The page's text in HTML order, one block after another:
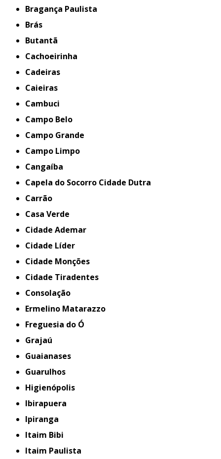
Bragança Paulista
Brás
Butantã
Cachoeirinha
Cadeiras
Caieiras
Cambuci
Campo Belo
Campo Grande
Campo Limpo
Cangaíba
Capela do Socorro Cidade Dutra
Carrão
Casa Verde
Cidade Ademar
Cidade Líder
Cidade Monções
Cidade Tiradentes
Consolação
Ermelino Matarazzo
Freguesia do Ó
Grajaú
Guaianases
Guarulhos
Higienópolis
Ibirapuera
Ipiranga
Itaim Bibi
Itaim Paulista